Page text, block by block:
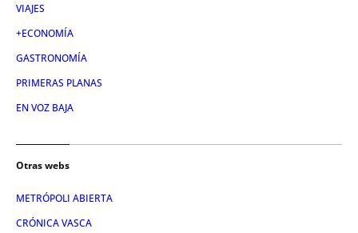
VIAJES
+ECONOMÍA
GASTRONOMÍA
PRIMERAS PLANAS
EN VOZ BAJA
Otras webs
METRÓPOLI ABIERTA
CRÓNICA VASCA